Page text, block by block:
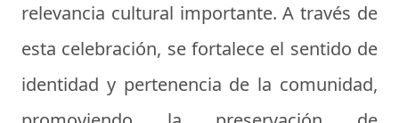
relevancia cultural importante. A través de
esta celebración, se fortalece el sentido de
identidad y pertenencia de la comunidad,